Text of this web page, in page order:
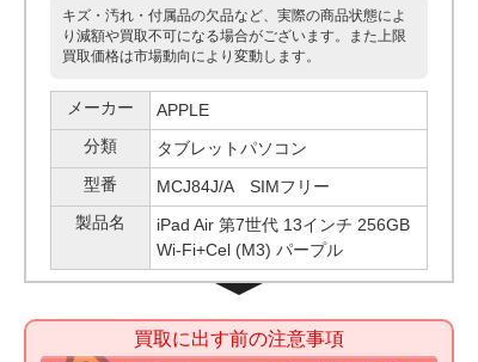
キズ・汚れ・付属品の欠品など、実際の商品状態によ
り減額や買取不可になる場合がございます。また上限
買取価格は市場動向により変動します。
メーカー
APPLE
分類
タブレットパソコン
型番
MCJ84J/A SIMフリー
製品名
iPad Air 第7世代 13インチ 256GB
Wi-Fi+Cel (M3) パープル
買取に出す前の注意事項